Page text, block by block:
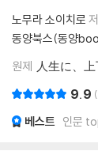
노무라 소이치로 저
동양북스(동양
원제 人生に、
9.9
베스트 인문